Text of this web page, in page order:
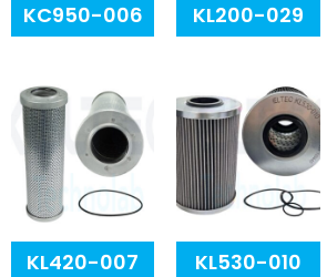
KC950-006 KL200-029
KL420-007 KL530-010